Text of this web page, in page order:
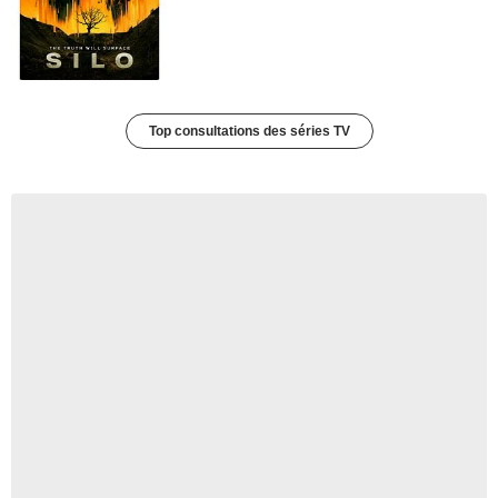
Top consultations des séries TV